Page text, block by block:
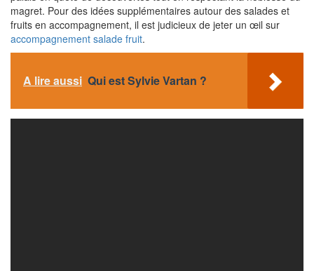
magret. Pour des idées supplémentaires autour des salades et
fruits en accompagnement, il est judicieux de jeter un œil sur
accompagnement salade fruit.
A lire aussi Qui est Sylvie Vartan ?